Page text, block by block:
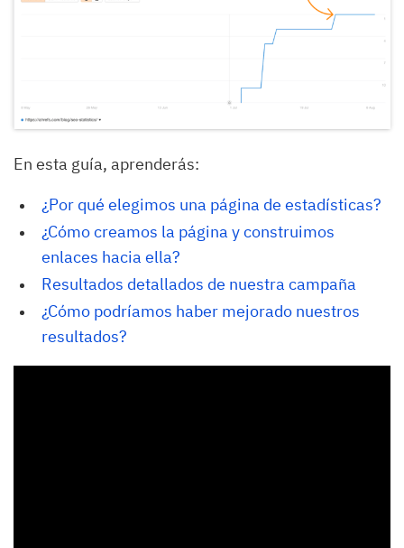
En esta guía, aprenderás:
¿Por qué elegimos una página de estadísticas?
¿Cómo creamos la página y construimos
enlaces hacia ella?
Resultados detallados de nuestra campaña
¿Cómo podríamos haber mejorado nuestros
resultados?